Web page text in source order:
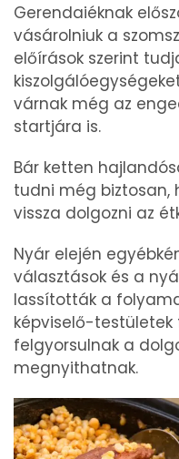
Gerendaiéknak
vásárolniuk a
előírások szerint
várnak még az
startjára is.
Bár ketten
tudni még biztosan,
vissza dolgozni az
Nyár elején
választások és a
lassították a
képviselő-
felgyorsulnak a
megnyithatnak.